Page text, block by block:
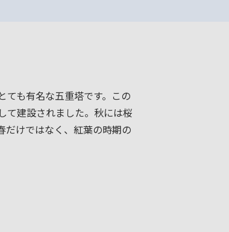
ても有名な五重塔です。この
て建設されました。秋には桜
だけではなく、紅葉の時期の